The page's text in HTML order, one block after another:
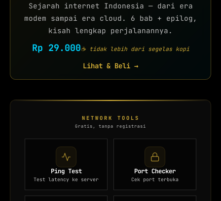
Sejarah internet Indonesia — dari era
modem sampai era cloud. 6 bab + epilog,
kisah lengkap perjalanannya.
Rp 29.000☕ tidak lebih dari segelas kopi
Lihat & Beli →
NETWORK TOOLS
Gratis, tanpa registrasi
Ping Test
Test latency ke server
Port Checker
Cek port terbuka